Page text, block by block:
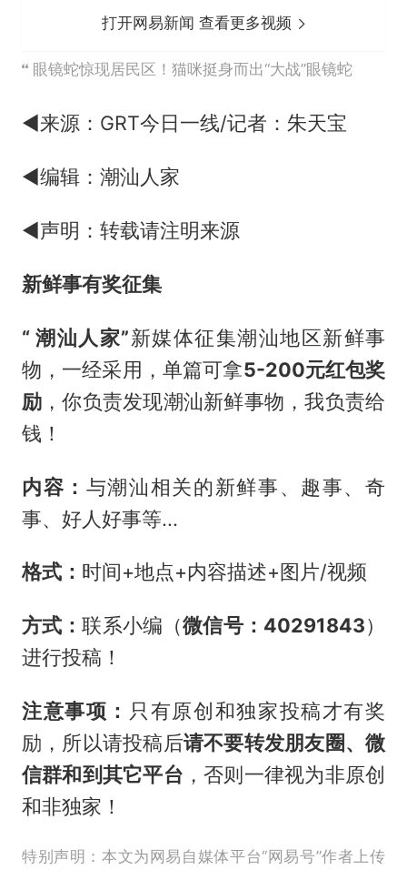
打开网易新闻 查看更多视频
眼镜蛇惊现居民区！猫咪挺身而出“大战”眼镜蛇
◀来源：GRT今日一线/记者：朱天宝
◀编辑：潮汕人家
◀声明：转载请注明来源
新鲜事有奖征集
“ 潮汕人家”新媒体征集潮汕地区新鲜事
物，一经采用，单篇可拿5-200元红包奖
励 ，你负责发现潮汕新鲜事物，我负责给
钱！
内容： 与潮汕相关的新鲜事、趣事、奇
事、好人好事等...
格式： 时间+地点+内容描述+图片/视频
方式：联系小编（微信号：40291843）
进行投稿！
注意事项： 只有原创和独家投稿才有奖
励，所以请投稿后请不要转发朋友圈、微
信群和到其它平台 ，否则一律视为非原创
和非独家！
特别声明：本文为网易自媒体平台“网易号”作者上传